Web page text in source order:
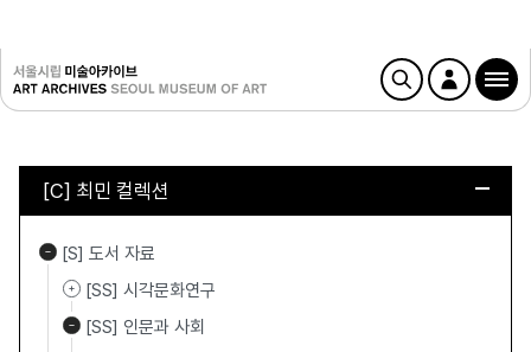
[C] 최민 컬렉션
[S] 도서 자료
[SS] 시각문화연구
[SS] 인문과 사회